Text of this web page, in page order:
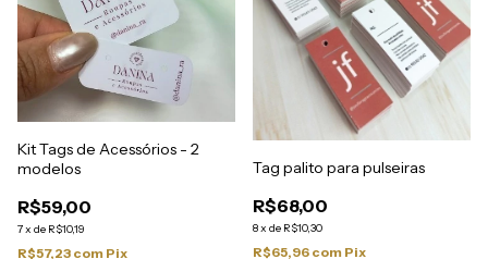
Kit Tags de Acessórios - 2
modelos
R$59,00
7x de R$10,19
R$57,23 com Pix
Tag palito para pulseiras
R$68,00
8x de R$10,30
R$65,96 com Pix